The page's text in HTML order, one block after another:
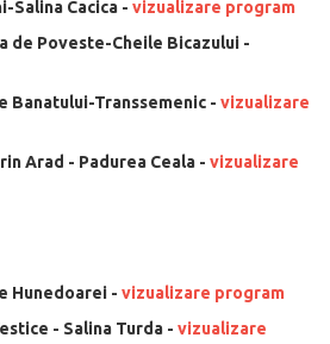
Salina Cacica - vizualizare program
de Poveste-Cheile Bicazului -
Banatului-Transsemenic - vizualizare
Arad - Padurea Ceala - vizualizare
Hunedoarei - vizualizare program
- Salina Turda - vizualizare